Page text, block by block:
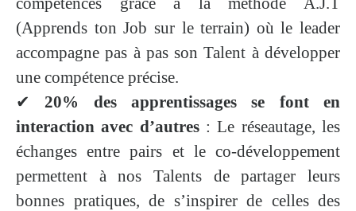
(Apprends ton Job sur le terrain) où le leader
accompagne pas à pas son Talent à développer
une compétence précise.
✔20% des apprentissages se font en
interaction avec d’autres : Le réseautage, les
échanges entre pairs et le co-développement
permettent à nos Talents de partager leurs
bonnes pratiques, de s’inspirer de celles des